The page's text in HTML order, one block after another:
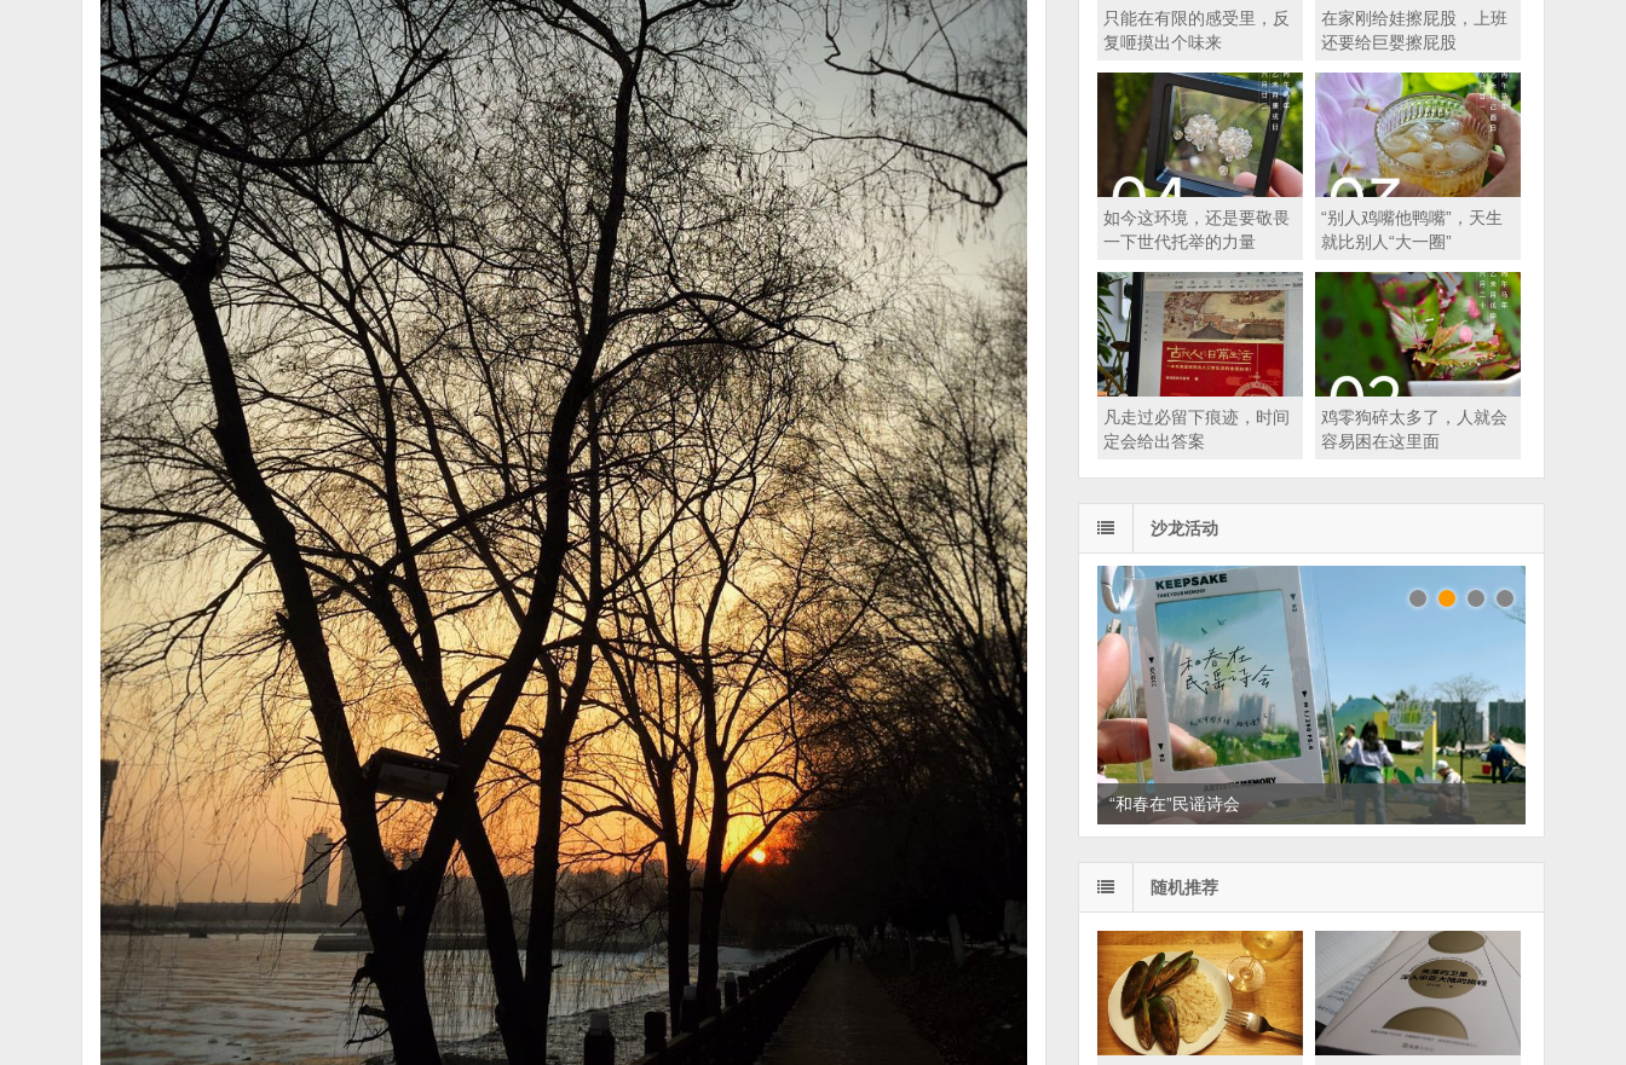
只能在有限的感受里，反
复咂摸出个味来
在家刚给娃擦屁股，上班
还要给巨婴擦屁股
如今这环境，还是要敬畏
一下世代托举的力量
“别人鸡嘴他鸭嘴”，天生
就比别人“大一圈”
凡走过必留下痕迹，时间
定会给出答案
鸡零狗碎太多了，人就会
容易困在这里面
沙龙活动
“和春在”民谣诗会
读家书单：悦读，散散班味
随机推荐